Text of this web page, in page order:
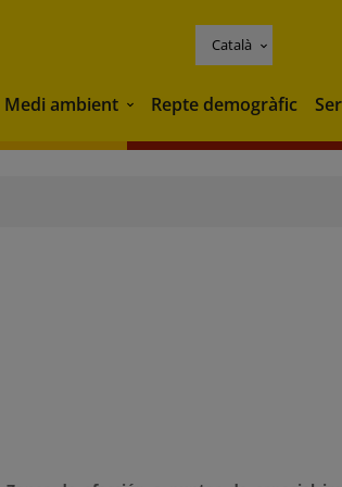
Català
Medi ambient Medi ambient
Repte demogràfic